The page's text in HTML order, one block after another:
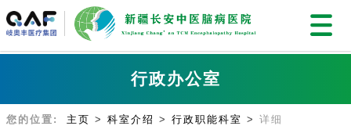
行政办公室
您的位置: 主页 > 科室介绍 > 行政职能科室 > 详细